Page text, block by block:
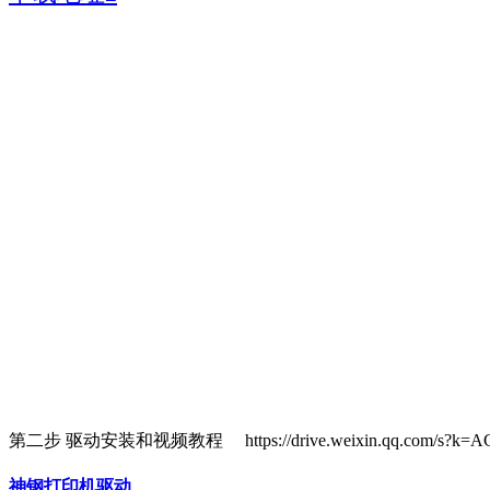
第二步 驱动安装和视频教程 https://drive.weixin.qq.com/